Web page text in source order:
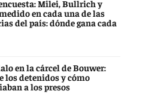
Milei, Bullrich y
en cada una de las
del país: dónde gana cada
en la cárcel de Bouwer:
los detenidos y cómo
a los presos